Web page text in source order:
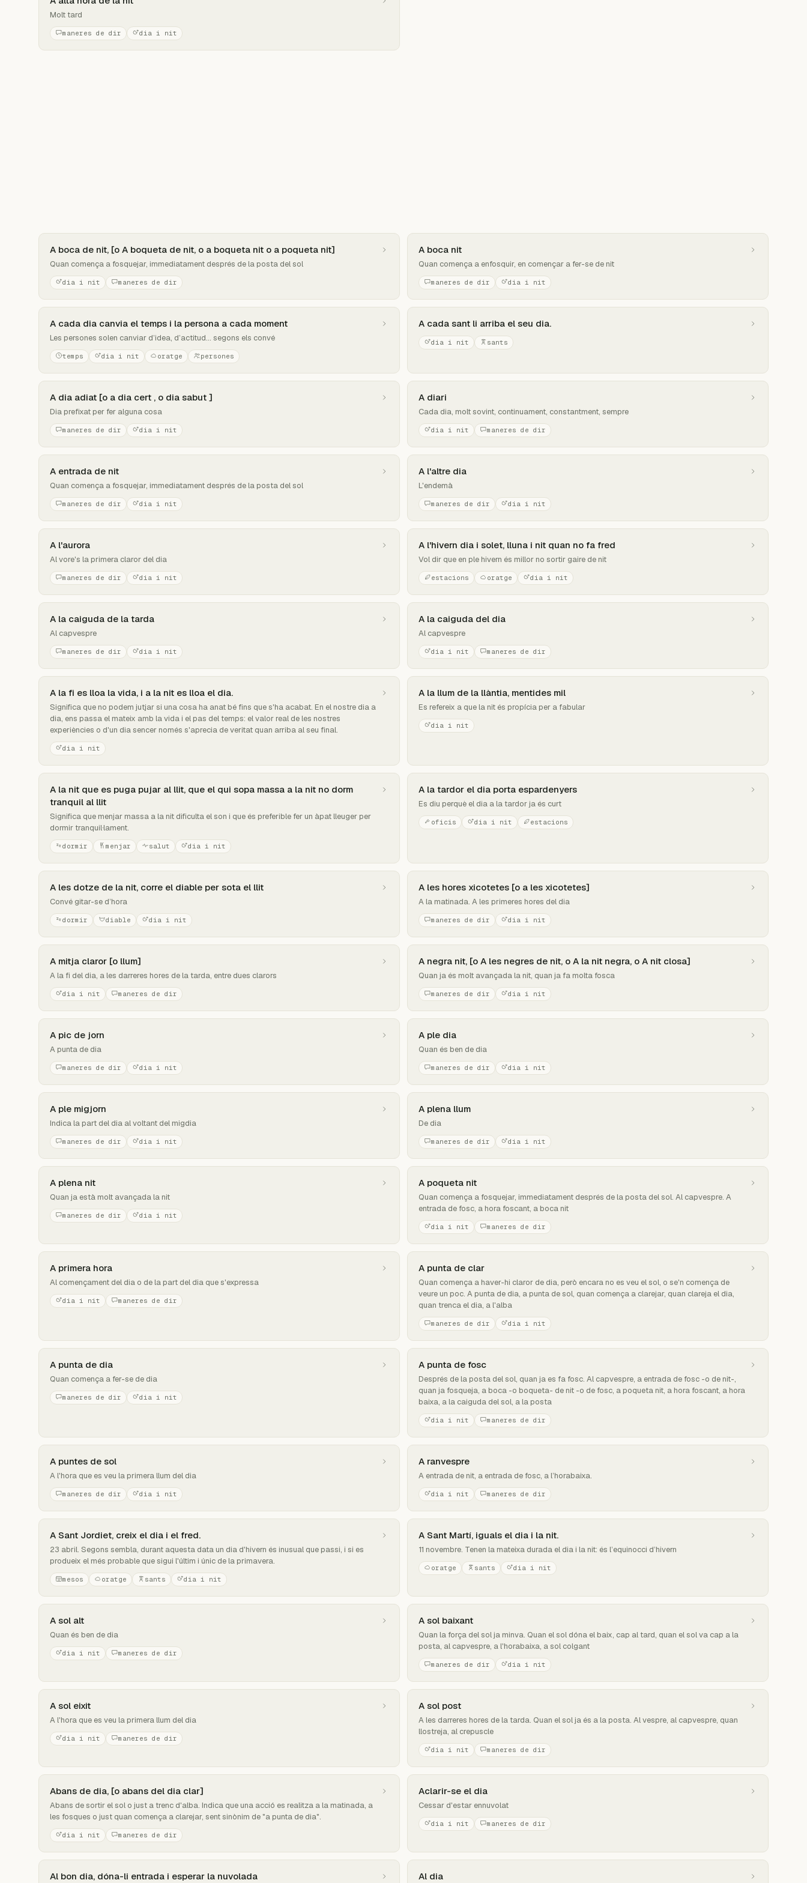
Molt tard
maneres de dir dia i nit
A boca de nit, [o A boqueta de nit, o a boqueta nit o a poqueta nit]
Quan comença a fosquejar, immediatament després de la posta del sol
dia i nit maneres de dir
A boca nit
Quan comença a enfosquir, en començar a fer-se de nit
maneres de dir dia i nit
A cada dia canvia el temps i la persona a cada moment
Les persones solen canviar d’idea, d’actitud... segons els convé
temps dia i nit oratge persones
A cada sant li arriba el seu dia.
dia i nit sants
A dia adiat [o a dia cert , o dia sabut ]
Dia prefixat per fer alguna cosa
maneres de dir dia i nit
A diari
Cada dia, molt sovint, continuament, constantment, sempre
dia i nit maneres de dir
A entrada de nit
Quan comença a fosquejar, immediatament després de la posta del sol
maneres de dir dia i nit
A l'altre dia
L'endemà
maneres de dir dia i nit
A l'aurora
Al vore's la primera claror del dia
maneres de dir dia i nit
A l'hivern dia i solet, lluna i nit quan no fa fred
Vol dir que en ple hivern és millor no sortir gaire de nit
estacions oratge dia i nit
A la caiguda de la tarda
Al capvespre
maneres de dir dia i nit
A la caiguda del dia
Al capvespre
dia i nit maneres de dir
A la fi es lloa la vida, i a la nit es lloa el dia.
Significa que no podem jutjar si una cosa ha anat bé fins que s'ha acabat. En el nostre dia a
dia, ens passa el mateix amb la vida i el pas del temps: el valor real de les nostres
experiències o d'un dia sencer només s'aprecia de veritat quan arriba al seu final.
dia i nit
A la llum de la llàntia, mentides mil
Es refereix a que la nit és propícia per a fabular
dia i nit
A la nit que es puga pujar al llit, que el qui sopa massa a la nit no dorm
tranquil al llit
Significa que menjar massa a la nit dificulta el son i que és preferible fer un àpat lleuger per
dormir tranquil·lament.
dormir menjar salut dia i nit
A la tardor el dia porta espardenyers
Es diu perquè el dia a la tardor ja és curt
oficis dia i nit estacions
A les dotze de la nit, corre el diable per sota el llit
Convé gitar-se d’hora
dormir diable dia i nit
A les hores xicotetes [o a les xicotetes]
A la matinada. A les primeres hores del dia
maneres de dir dia i nit
A mitja claror [o llum]
A la fi del dia, a les darreres hores de la tarda, entre dues clarors
dia i nit maneres de dir
A negra nit, [o A les negres de nit, o A la nit negra, o A nit closa]
Quan ja és molt avançada la nit, quan ja fa molta fosca
maneres de dir dia i nit
A pic de jorn
A punta de dia
maneres de dir dia i nit
A ple dia
Quan és ben de dia
maneres de dir dia i nit
A ple migjorn
Indica la part del dia al voltant del migdia
maneres de dir dia i nit
A plena llum
De dia
maneres de dir dia i nit
A plena nit
Quan ja està molt avançada la nit
maneres de dir dia i nit
A poqueta nit
Quan comença a fosquejar, immediatament després de la posta del sol. Al capvespre. A
entrada de fosc, a hora foscant, a boca nit
dia i nit maneres de dir
A primera hora
Al començament del dia o de la part del dia que s'expressa
dia i nit maneres de dir
A punta de clar
Quan comença a haver-hi claror de dia, però encara no es veu el sol, o se'n comença de
veure un poc. A punta de dia, a punta de sol, quan comença a clarejar, quan clareja el dia,
quan trenca el dia, a l'alba
maneres de dir dia i nit
A punta de dia
Quan comença a fer-se de dia
maneres de dir dia i nit
A punta de fosc
Després de la posta del sol, quan ja es fa fosc. Al capvespre, a entrada de fosc -o de nit-,
quan ja fosqueja, a boca -o boqueta- de nit -o de fosc, a poqueta nit, a hora foscant, a hora
baixa, a la caiguda del sol, a la posta
dia i nit maneres de dir
A puntes de sol
A l'hora que es veu la primera llum del dia
maneres de dir dia i nit
A ranvespre
A entrada de nit, a entrada de fosc, a l’horabaixa.
dia i nit maneres de dir
A Sant Jordiet, creix el dia i el fred.
23 abril. Segons sembla, durant aquesta data un dia d'hivern és inusual que passi, i si es
produeix el més probable que sigui l'últim i únic de la primavera.
mesos oratge sants dia i nit
A Sant Martí, iguals el dia i la nit.
11 novembre. Tenen la mateixa durada el dia i la nit: és l’equinocci d’hivern
oratge sants dia i nit
A sol alt
Quan és ben de dia
dia i nit maneres de dir
A sol baixant
Quan la força del sol ja minva. Quan el sol dóna el baix, cap al tard, quan el sol va cap a la
posta, al capvespre, a l'horabaixa, a sol colgant
maneres de dir dia i nit
A sol eixit
A l'hora que es veu la primera llum del dia
dia i nit maneres de dir
A sol post
A les darreres hores de la tarda. Quan el sol ja és a la posta. Al vespre, al capvespre, quan
llostreja, al crepuscle
dia i nit maneres de dir
Abans de dia, [o abans del dia clar]
Abans de sortir el sol o just a trenc d'alba. Indica que una acció es realitza a la matinada, a
les fosques o just quan comença a clarejar, sent sinònim de "a punta de dia".
dia i nit maneres de dir
Aclarir-se el dia
Cessar d'estar ennuvolat
dia i nit maneres de dir
Al bon dia, dóna-li entrada i esperar la nuvolada Al dia